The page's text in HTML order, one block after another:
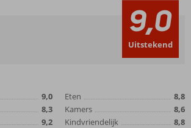
9,0
Uitstekend
9,0
8,3
9,2
Eten
8,8
Kamers
8,6
Kindvriendelijk
8,8